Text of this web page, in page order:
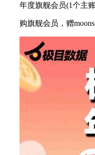
年度旗舰会员(1个主
购旗舰会员，赠